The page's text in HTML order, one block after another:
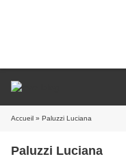
Accueil » Paluzzi Luciana
Paluzzi Luciana